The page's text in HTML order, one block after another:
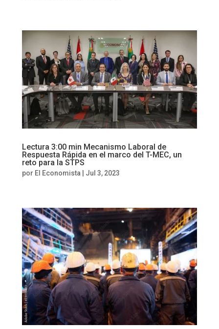
Lectura 3:00 min Mecanismo Laboral de
Respuesta Rápida en el marco del T-MEC, un
reto para la STPS
por El Economista Jul 3, 2023